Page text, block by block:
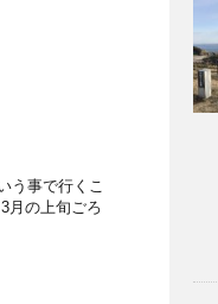
う事で行くこ
月の上旬ごろ